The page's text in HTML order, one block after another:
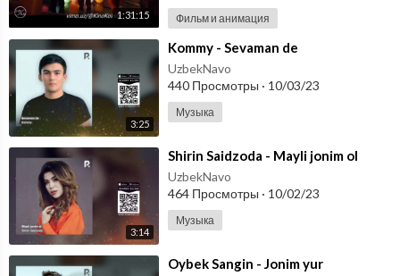
1:31:15 Фильм и анимация
3:25
⁣Kommy - Sevaman de
UzbekNavo
440 Просмотры · 10/03/23
Музыка
3:14
⁣Shirin Saidzoda - Mayli jonim ol
UzbekNavo
464 Просмотры · 10/02/23
Музыка
⁣Oybek Sangin - Jonim yur